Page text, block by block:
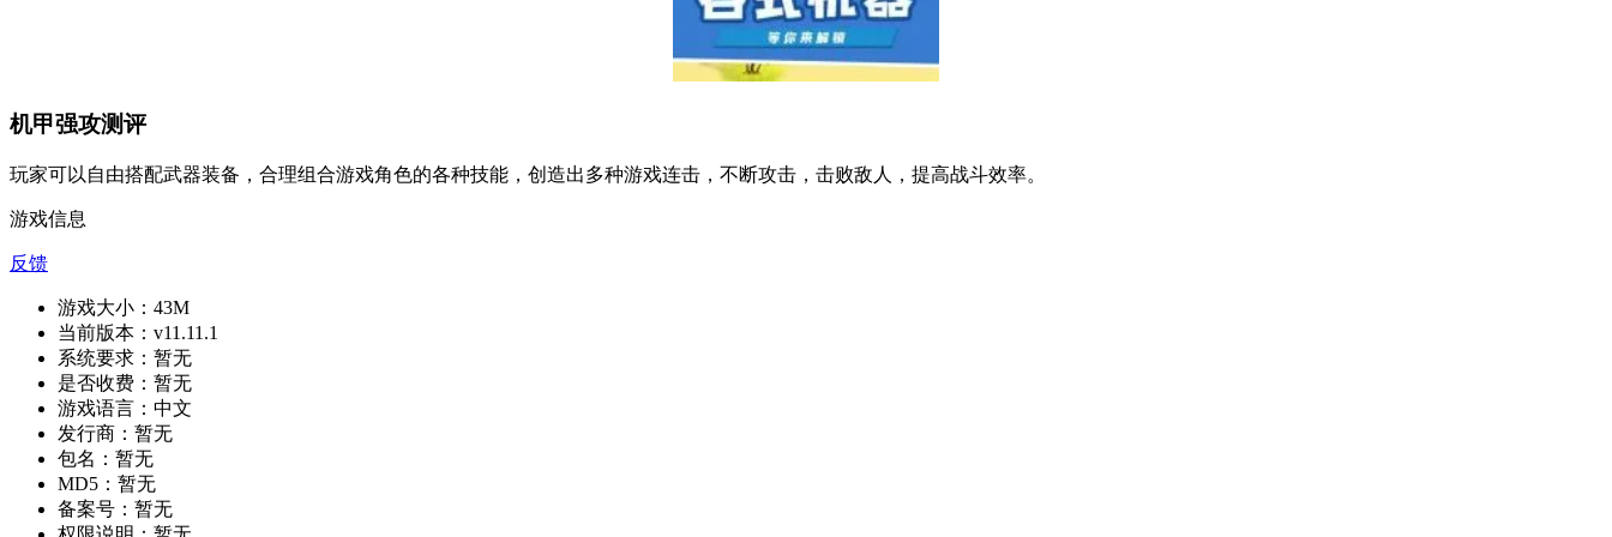
机甲强攻测评
玩家可以自由搭配武器装备，合理组合游戏角色的各种技能，创造出多种游戏连击，不断攻击，击败敌人，提高战斗效率。
游戏信息
反馈
游戏大小： 43M
当前版本： v11.11.1
系统要求： 暂无
是否收费： 暂无
游戏语言： 中文
发行商： 暂无
包名： 暂无
MD5： 暂无
备案号： 暂无